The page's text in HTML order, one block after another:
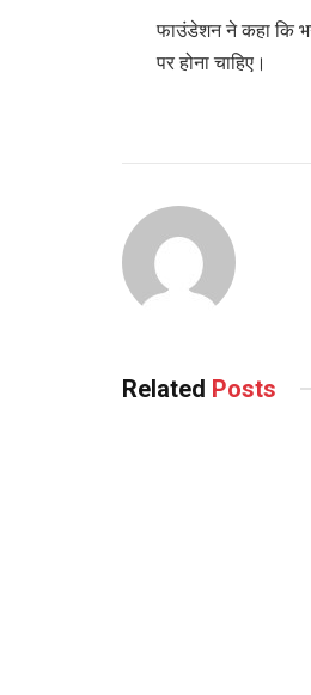
फाउंडेशन ने कहा कि
पर होना चाहिए।
Related Posts